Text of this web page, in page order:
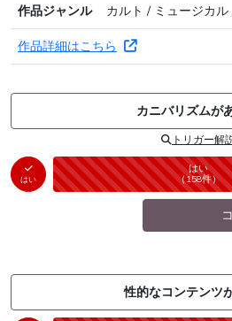
作品ジャンル
カルト / ミュージカル
作品詳細はこちら
カニバリズムが
トリガー解
はい
はい
（158件）
性的なコンテンツ